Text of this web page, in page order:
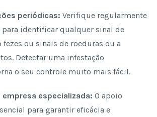
periódicas: Verifique regularmente
para identificar qualquer sinal de
fezes ou sinais de roeduras ou a
Detectar uma infestação
o seu controle muito mais fácil.
especializada: O apoio
para garantir eficácia e